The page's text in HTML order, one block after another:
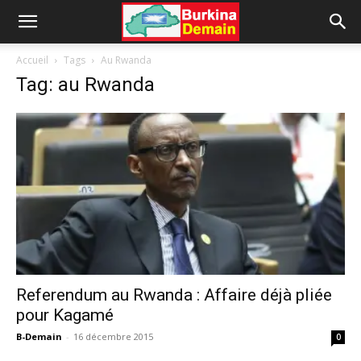
Accueil Tags Au Rwanda
Tag: au Rwanda
Referendum au Rwanda : Affaire déjà pliée
pour Kagamé
B-Demain - 16 décembre 2015 0